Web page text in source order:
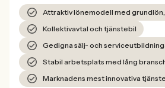
Kollektivavtal och tjänstebil
Gedigna sälj- och
Stabil arbetsplats med lång
Marknadens mest innovativa